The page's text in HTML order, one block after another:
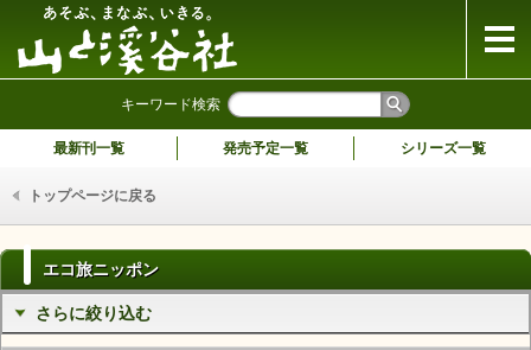
キーワード検索
最新刊一覧 発売予定一覧 シリーズ一覧
トップページに戻る
エコ旅ニッポン
さらに絞り込む